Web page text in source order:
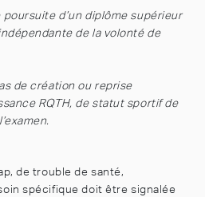
poursuite d’un diplôme supérieur
de la volonté de
de création ou reprise
RQTH, de statut sportif de
de trouble de santé,
spécifique doit être signalée